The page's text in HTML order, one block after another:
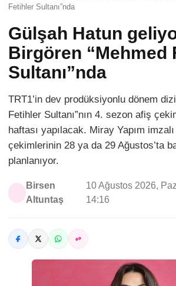
Fetihler Sultanı”nda
Gülşah Hatun
Birgören “Mehmed
Sultanı”nda
TRT1’in dev prodüksiyonlu dönem
Fetihler Sultanı”nın 4. sezon afiş
haftası yapılacak. Miray Yapım
çekimlerinin 28 ya da 29 Ağustos’ta
planlanıyor.
Birsen
Altuntaş
10 Ağustos 2026,
14:16